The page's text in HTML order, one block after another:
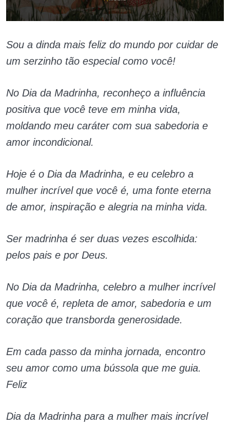
Sou a dinda mais feliz do mundo por cuidar de
um serzinho tão especial como você!
No Dia da Madrinha, reconheço a influência
positiva que você teve em minha vida,
moldando meu caráter com sua sabedoria e
amor incondicional.
Hoje é o Dia da Madrinha, e eu celebro a
mulher incrível que você é, uma fonte eterna
de amor, inspiração e alegria na minha vida.
Ser madrinha é ser duas vezes escolhida:
pelos pais e por Deus.
No Dia da Madrinha, celebro a mulher incrível
que você é, repleta de amor, sabedoria e um
coração que transborda generosidade.
Em cada passo da minha jornada, encontro
seu amor como uma bússola que me guia.
Feliz
Dia da Madrinha para a mulher mais incrível